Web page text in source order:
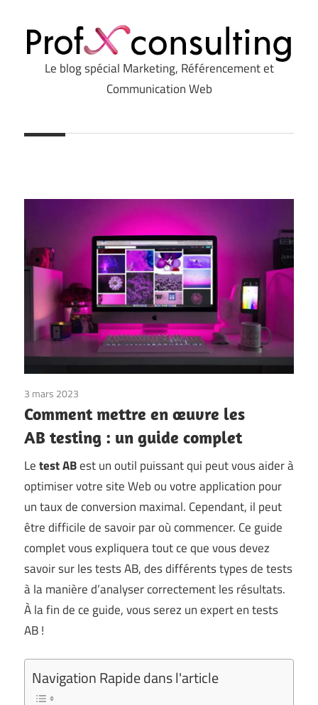
Profxconsulting.com
Le blog spécial Marketing, Référencement et
Communication Web
3 mars 2023
Comment mettre en œuvre les
AB testing : un guide complet
Letest ABest un outil puissant qui peut vous aider à
optimiser votre site Web ou votre application pour
un taux de conversion maximal. Cependant, il peut
être difficile de savoir par où commencer. Ce guide
complet vous expliquera tout ce que vous devez
savoir sur les tests AB, des différents types de tests
à la manière d’analyser correctement les résultats.
À la fin de ce guide, vous serez un expert en tests
AB !
Navigation Rapide dans l'article